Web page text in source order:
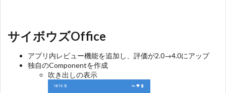
サイボウズOffice
アプリ内レビュー機能を追加し、評価が2.0→4.0にアップ
独自のComponentを作成
吹き出しの表示